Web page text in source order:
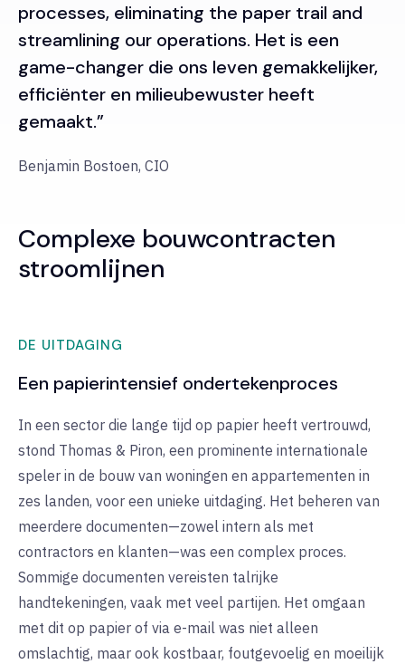
processes, eliminating the paper trail and
streamlining our operations. Het is een
game-changer die ons leven gemakkelijker,
efficiënter en milieubewuster heeft
gemaakt.”
Benjamin Bostoen, CIO
Complexe bouwcontracten
stroomlijnen
DE UITDAGING
Een papierintensief ondertekenproces
In een sector die lange tijd op papier heeft vertrouwd,
stond Thomas & Piron, een prominente internationale
speler in de bouw van woningen en appartementen in
zes landen, voor een unieke uitdaging. Het beheren van
meerdere documenten—zowel intern als met
contractors en klanten—was een complex proces.
Sommige documenten vereisten talrijke
handtekeningen, vaak met veel partijen. Het omgaan
met dit op papier of via e-mail was niet alleen
omslachtig, maar ook kostbaar, foutgevoelig en moeilijk